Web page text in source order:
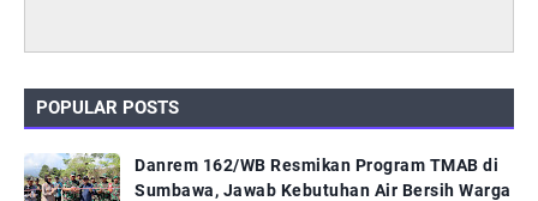
POPULAR POSTS
Danrem 162/WB Resmikan Program TMAB di
Sumbawa, Jawab Kebutuhan Air Bersih Warga